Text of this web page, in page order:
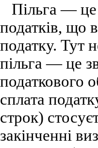
Пільга — це
податків, що
податку. Тут
пільга — це
податкового
сплата
строк)
закінченні